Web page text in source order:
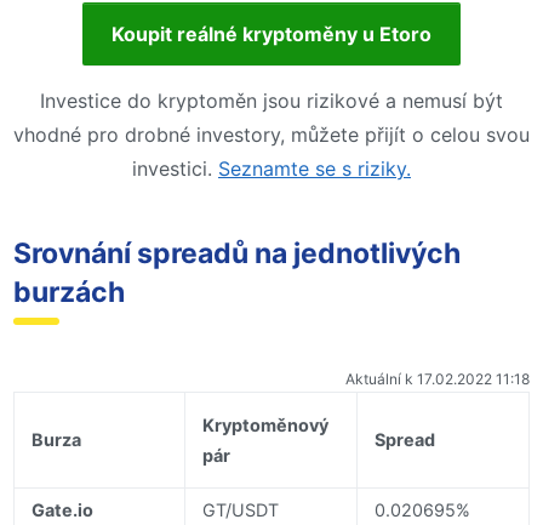
Koupit reálné kryptoměny u Etoro
Investice do kryptoměn jsou rizikové a nemusí být
vhodné pro drobné investory, můžete přijít o celou svou
investici. Seznamte se s riziky.
Srovnání spreadů na jednotlivých
burzách
Aktuální k 17.02.2022 11:18
Burza
Kryptoměnový
pár
Spread
Gate.io GT/USDT 0.020695%